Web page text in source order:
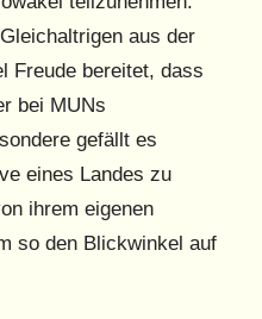
aus der
Freude bereitet, dass
bei MUNs
gefällt es
eines Landes zu
ihrem eigenen
so den Blickwinkel auf